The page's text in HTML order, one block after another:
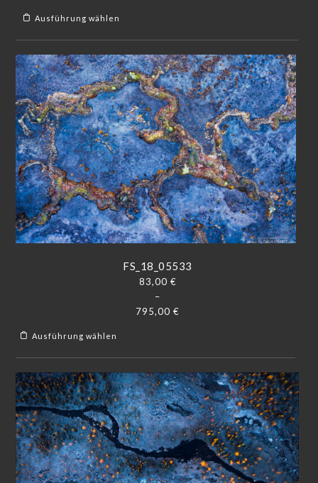
Ausführung wählen
FS_18_05533
83,00 €
–
795,00€
Ausführung wählen